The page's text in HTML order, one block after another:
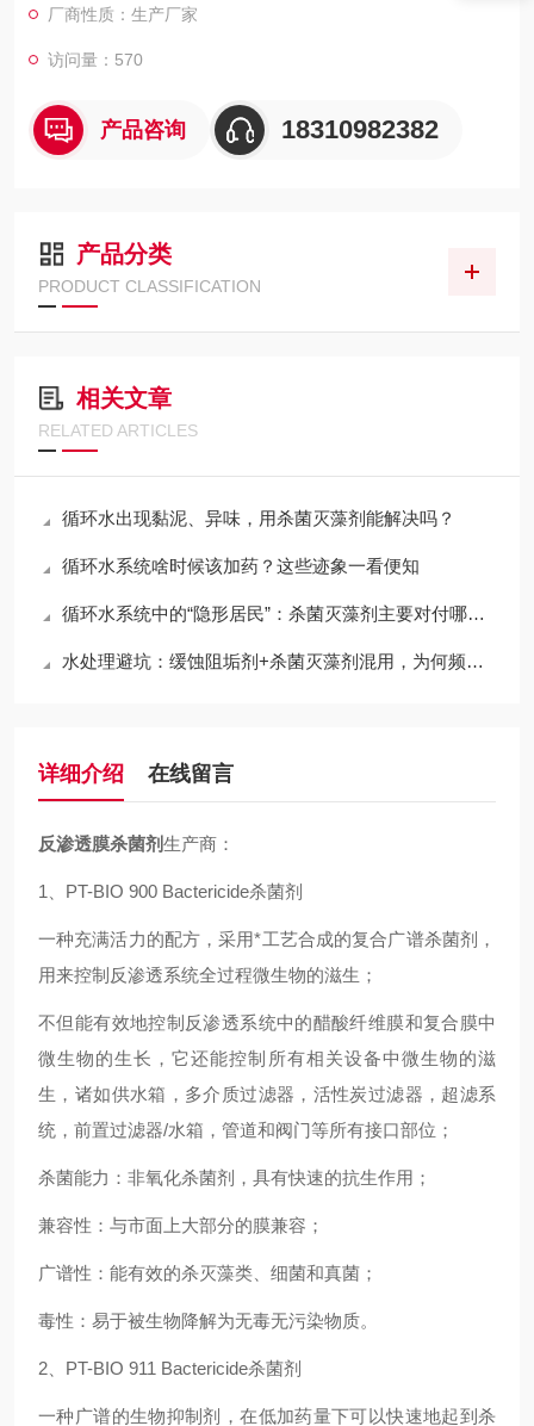
厂商性质：生产厂家
访问量：570
产品咨询 18310982382
产品分类
PRODUCT CLASSIFICATION
相关文章
RELATED ARTICLES
循环水出现黏泥、异味，用杀菌灭藻剂能解决吗？
循环水系统啥时候该加药？这些迹象一看便知
循环水系统中的“隐形居民”：杀菌灭藻剂主要对付哪些微生物？
水处理避坑：缓蚀阻垢剂+杀菌灭藻剂混用，为何频频沉淀失效？
详细介绍 在线留言
反渗透膜杀菌剂生产商：
1、PT-BIO 900 Bactericide杀菌剂
一种充满活力的配方，采用*工艺合成的复合广谱杀菌剂，
用来控制反渗透系统全过程微生物的滋生；
不但能有效地控制反渗透系统中的醋酸纤维膜和复合膜中
微生物的生长，它还能控制所有相关设备中微生物的滋
生，诸如供水箱，多介质过滤器，活性炭过滤器，超滤系
统，前置过滤器/水箱，管道和阀门等所有接口部位；
杀菌能力：非氧化杀菌剂，具有快速的抗生作用；
兼容性：与市面上大部分的膜兼容；
广谱性：能有效的杀灭藻类、细菌和真菌；
毒性：易于被生物降解为无毒无污染物质。
2、PT-BIO 911 Bactericide杀菌剂
一种广谱的生物抑制剂，在低加药量下可以快速地起到杀